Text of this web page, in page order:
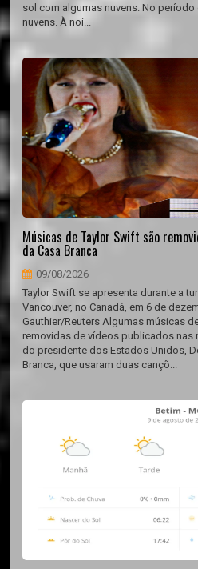
sol com algumas nuvens. No
nuvens. À noi...
Músicas de Taylor Swift são
da Casa Branca
09/08/2026
Taylor Swift se apresenta durante a
Vancouver, no Canadá, em 6 de
Gauthier/Reuters Algumas músicas
removidas de vídeos publicados nas
do presidente dos Estados Unidos,
Branca, que usaram duas cançõ...